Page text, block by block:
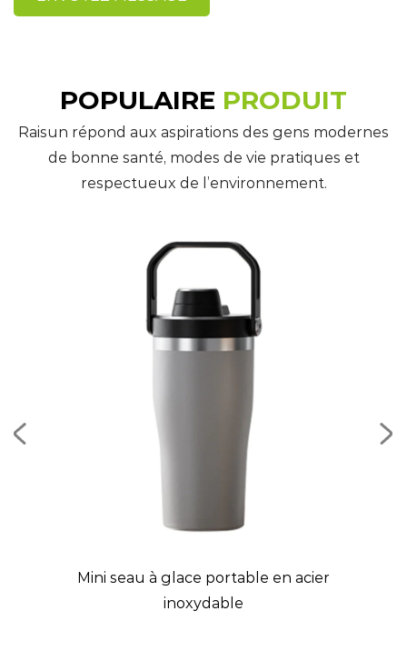
POPULAIRE PRODUIT
Raisun répond aux aspirations des gens modernes
de bonne santé, modes de vie pratiques et
respectueux de l’environnement.
Mini seau à glace portable en acier
inoxydable